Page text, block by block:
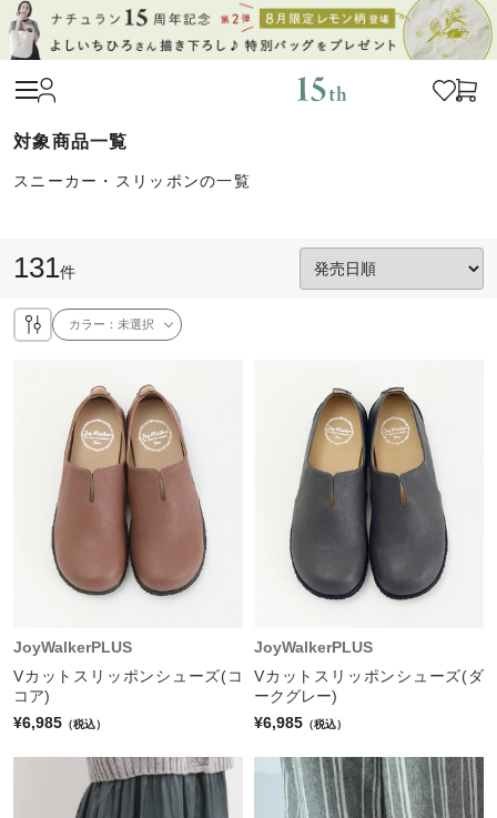
スニーカー・スリッポンの一覧
131件
カラー：未選択
JoyWalkerPLUS
Vカットスリッポンシューズ(コ
コア)
¥6,985 （税込）
JoyWalkerPLUS
Vカットスリッポンシューズ(ダ
ークグレー)
¥6,985 （税込）